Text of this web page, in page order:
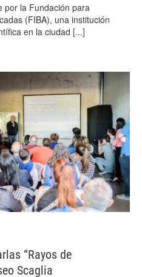
por la Fundación para
(FIBA), una institución
en la ciudad [...]
“Rayos de
Scaglia